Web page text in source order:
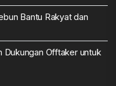
Bantu Rakyat dan
Dukungan Offtaker untuk